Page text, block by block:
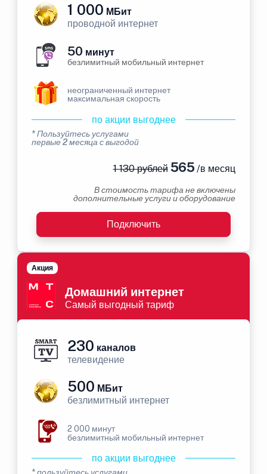
1 000 МБит
проводной интернет
50 минут
безлимитный мобильный интернет
неограниченный интернет
максимальная скорость
по акции выгоднее
* Пользуйтесь услугами
первые 2 месяца с выгодой
1 130 рублей565 /в месяц
В стоимость тарифа не включены
дополнительные услуги и оборудование
Подключить
Домашний интернет
Самый выгодный тариф
Акция
230 каналов
телевидение
500 МБит
безлимитный интернет
2 000 минут
безлимитный мобильный интернет
по акции выгоднее
* пользуйтесь услугами